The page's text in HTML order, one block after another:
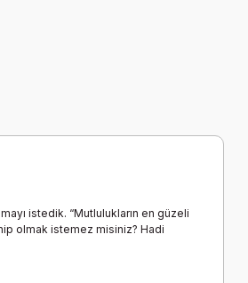
istedik. “Mutlulukların en güzeli
olmak istemez misiniz? Hadi